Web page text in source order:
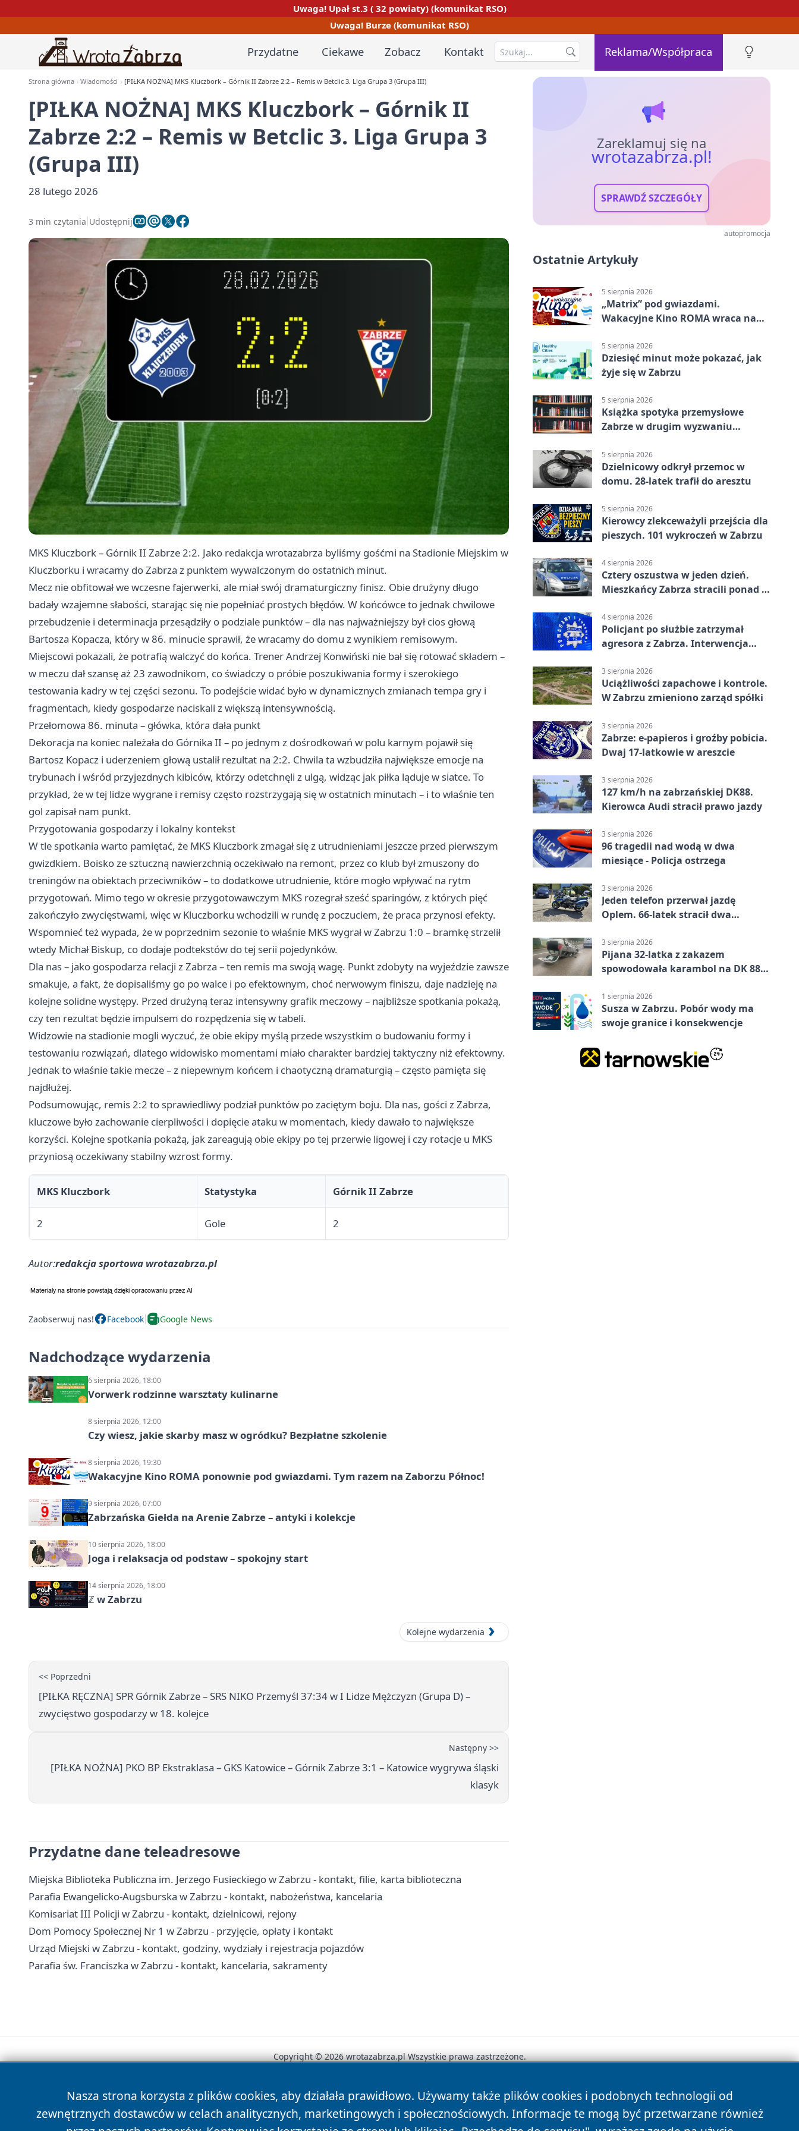
Uwaga! Upał st.3 ( 32 powiaty) (komunikat RSO)
Uwaga! Burze (komunikat RSO)
Przydatne Ciekawe Zobacz Kontakt Reklama/Współpraca
Strona główna Wiadomości [PIŁKA NOŻNA] MKS Kluczbork – Górnik II Zabrze 2:2 – Remis w Betclic 3. Liga Grupa 3 (Grupa III)
[PIŁKA NOŻNA] MKS Kluczbork – Górnik II
Zabrze 2:2 – Remis w Betclic 3. Liga Grupa 3
(Grupa III)
28 lutego 2026
3 min czytania Udostępnij
MKS Kluczbork – Górnik II Zabrze 2:2. Jako redakcja wrotazabrza byliśmy gośćmi na Stadionie Miejskim w
Kluczborku i wracamy do Zabrza z punktem wywalczonym do ostatnich minut.
Mecz nie obfitował we wczesne fajerwerki, ale miał swój dramaturgiczny finisz. Obie drużyny długo
badały wzajemne słabości, starając się nie popełniać prostych błędów. W końcówce to jednak chwilowe
przebudzenie i determinacja przesądziły o podziale punktów – dla nas najważniejszy był cios głową
Bartosza Kopacza, który w 86. minucie sprawił, że wracamy do domu z wynikiem remisowym.
Miejscowi pokazali, że potrafią walczyć do końca. Trener Andrzej Konwiński nie bał się rotować składem –
w meczu dał szansę aż 23 zawodnikom, co świadczy o próbie poszukiwania formy i szerokiego
testowania kadry w tej części sezonu. To podejście widać było w dynamicznych zmianach tempa gry i
fragmentach, kiedy gospodarze naciskali z większą intensywnością.
Przełomowa 86. minuta – główka, która dała punkt
Dekoracja na koniec należała do Górnika II – po jednym z dośrodkowań w polu karnym pojawił się
Bartosz Kopacz i uderzeniem głową ustalił rezultat na 2:2. Chwila ta wzbudziła największe emocje na
trybunach i wśród przyjezdnych kibiców, którzy odetchnęli z ulgą, widząc jak piłka ląduje w siatce. To
przykład, że w tej lidze wygrane i remisy często rozstrzygają się w ostatnich minutach – i to właśnie ten
gol zapisał nam punkt.
Przygotowania gospodarzy i lokalny kontekst
W tle spotkania warto pamiętać, że MKS Kluczbork zmagał się z utrudnieniami jeszcze przed pierwszym
gwizdkiem. Boisko ze sztuczną nawierzchnią oczekiwało na remont, przez co klub był zmuszony do
treningów na obiektach przeciwników – to dodatkowe utrudnienie, które mogło wpływać na rytm
przygotowań. Mimo tego w okresie przygotowawczym MKS rozegrał sześć sparingów, z których pięć
zakończyło zwycięstwami, więc w Kluczborku wchodzili w rundę z poczuciem, że praca przynosi efekty.
Wspomnieć też wypada, że w poprzednim sezonie to właśnie MKS wygrał w Zabrzu 1:0 – bramkę strzelił
wtedy Michał Biskup, co dodaje podtekstów do tej serii pojedynków.
Dla nas – jako gospodarza relacji z Zabrza – ten remis ma swoją wagę. Punkt zdobyty na wyjeździe zawsze
smakuje, a fakt, że dopisaliśmy go po walce i po efektownym, choć nerwowym finiszu, daje nadzieję na
kolejne solidne występy. Przed drużyną teraz intensywny grafik meczowy – najbliższe spotkania pokażą,
czy ten rezultat będzie impulsem do rozpędzenia się w tabeli.
Widzowie na stadionie mogli wyczuć, że obie ekipy myślą przede wszystkim o budowaniu formy i
testowaniu rozwiązań, dlatego widowisko momentami miało charakter bardziej taktyczny niż efektowny.
Jednak to właśnie takie mecze – z niepewnym końcem i chaotyczną dramaturgią – często pamięta się
najdłużej.
Podsumowując, remis 2:2 to sprawiedliwy podział punktów po zaciętym boju. Dla nas, gości z Zabrza,
kluczowe było zachowanie cierpliwości i dopięcie ataku w momentach, kiedy dawało to największe
korzyści. Kolejne spotkania pokażą, jak zareagują obie ekipy po tej przerwie ligowej i czy rotacje u MKS
przyniosą oczekiwany stabilny wzrost formy.
MKS Kluczbork Statystyka Górnik II Zabrze
2 Gole 2
Autor:redakcja sportowa wrotazabrza.pl
Zaobserwuj nas! Facebook Google News
Nadchodzące wydarzenia
6 sierpnia 2026, 18:00
Vorwerk rodzinne warsztaty kulinarne
8 sierpnia 2026, 12:00
Czy wiesz, jakie skarby masz w ogródku? Bezpłatne szkolenie
8 sierpnia 2026, 19:30
Wakacyjne Kino ROMA ponownie pod gwiazdami. Tym razem na Zaborzu Północ!
9 sierpnia 2026, 07:00
Zabrzańska Giełda na Arenie Zabrze – antyki i kolekcje
10 sierpnia 2026, 18:00
Joga i relaksacja od podstaw – spokojny start
14 sierpnia 2026, 18:00
ℤ w Zabrzu
Kolejne wydarzenia
<< Poprzedni
[PIŁKA RĘCZNA] SPR Górnik Zabrze – SRS NIKO Przemyśl 37:34 w I Lidze Mężczyzn (Grupa D) –
zwycięstwo gospodarzy w 18. kolejce
Następny >>
[PIŁKA NOŻNA] PKO BP Ekstraklasa – GKS Katowice – Górnik Zabrze 3:1 – Katowice wygrywa śląski
klasyk
Przydatne dane teleadresowe
Miejska Biblioteka Publiczna im. Jerzego Fusieckiego w Zabrzu - kontakt, filie, karta biblioteczna
Parafia Ewangelicko-Augsburska w Zabrzu - kontakt, nabożeństwa, kancelaria
Komisariat III Policji w Zabrzu - kontakt, dzielnicowi, rejony
Dom Pomocy Społecznej Nr 1 w Zabrzu - przyjęcie, opłaty i kontakt
Urząd Miejski w Zabrzu - kontakt, godziny, wydziały i rejestracja pojazdów
Parafia św. Franciszka w Zabrzu - kontakt, kancelaria, sakramenty
Zareklamuj się na
wrotazabrza.pl!
SPRAWDŹ SZCZEGÓŁY
autopromocja
Ostatnie Artykuły
5 sierpnia 2026
„Matrix” pod gwiazdami.
Wakacyjne Kino ROMA wraca na
5 sierpnia 2026
Dziesięć minut może pokazać, jak
żyje się w Zabrzu
5 sierpnia 2026
Książka spotyka przemysłowe
Zabrze w drugim wyzwaniu
5 sierpnia 2026
Dzielnicowy odkrył przemoc w
domu. 28-latek trafił do aresztu
5 sierpnia 2026
Kierowcy zlekceważyli przejścia dla
pieszych. 101 wykroczeń w Zabrzu
4 sierpnia 2026
Cztery oszustwa w jeden dzień.
Mieszkańcy Zabrza stracili ponad 6
4 sierpnia 2026
Policjant po służbie zatrzymał
agresora z Zabrza. Interwencja
3 sierpnia 2026
Uciążliwości zapachowe i kontrole.
W Zabrzu zmieniono zarząd spółki
3 sierpnia 2026
Zabrze: e-papieros i groźby pobicia.
Dwaj 17-latkowie w areszcie
3 sierpnia 2026
127 km/h na zabrzańskiej DK88.
Kierowca Audi stracił prawo jazdy
3 sierpnia 2026
96 tragedii nad wodą w dwa
miesiące - Policja ostrzega
3 sierpnia 2026
Jeden telefon przerwał jazdę
Oplem. 66-latek stracił dwa
3 sierpnia 2026
Pijana 32-latka z zakazem
spowodowała karambol na DK 88
1 sierpnia 2026
Susza w Zabrzu. Pobór wody ma
swoje granice i konsekwencje
Nasza strona korzysta z plików cookies, aby działała prawidłowo. Używamy także plików cookies i podobnych technologii od
zewnętrznych dostawców w celach analitycznych, marketingowych i społecznościowych. Informacje te mogą być przetwarzane również
Copyright © 2026 wrotazabrza.pl Wszystkie prawa zastrzeżone.
News Autorzy Polityka Prywatności Polityka Cookies